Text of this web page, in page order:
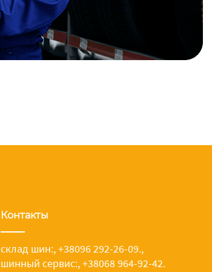
Контакты
склад шин:,+38096 292-26-09.,
шинный сервис:,+38068 964-92-42.